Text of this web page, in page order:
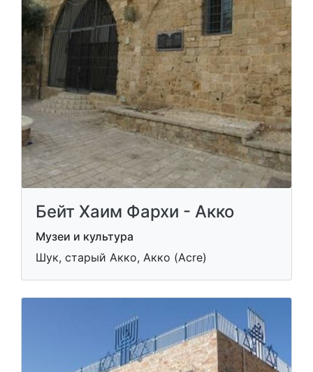
Бейт Хаим Фархи - Акко
Музеи и культура
Шук, старый Акко, Акко (Acre)